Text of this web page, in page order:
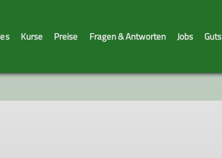
Sicherheitstage
Kurse Preise Fragen & Antworten Jobs